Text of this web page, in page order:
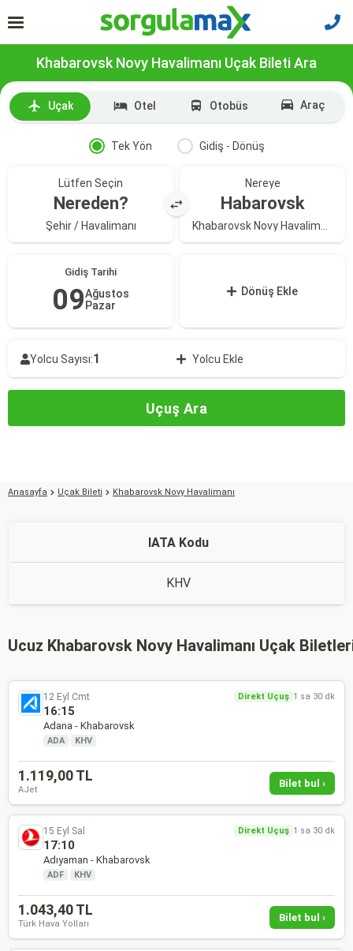
Khabarovsk Novy Havalimanı Uçak Bileti Ara
Uçak Otel Otobüs Araç
Tek Yön Gidiş - Dönüş
Lütfen Seçin
Nereden?
Şehir / Havalimanı
Nereye
Habarovsk
Gidiş Tarihi
09Ağustos
Pazar
Dönüş Ekle
Yolcu Sayısı:1 Yolcu Ekle
Uçuş Ara
Anasayfa Uçak Bileti Khabarovsk Novy Havalimanı
IATA Kodu
KHV
Ucuz Khabarovsk Novy Havalimanı Uçak
12 Eyl Cmt Direkt Uçuş 1 sa 30 dk
16:15
Adana - Khabarovsk
ADA · KHV
1.119,00 TL
AJet
Bilet bul ›
15 Eyl Sal Direkt Uçuş 1 sa 30 dk
17:10
Adıyaman - Khabarovsk
ADF · KHV
1.043,40 TL
Türk Hava Yolları
Bilet bul ›